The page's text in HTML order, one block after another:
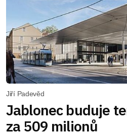
Jiří Padevěd
Jablonec buduje
za 509 milionů